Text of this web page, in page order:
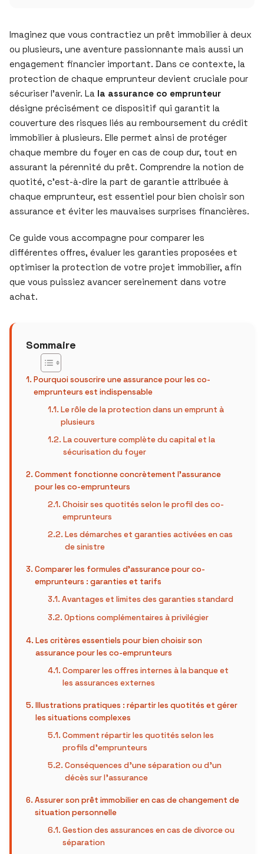
Imaginez que vous contractiez un prêt immobilier à deux
ou plusieurs, une aventure passionnante mais aussi un
engagement financier important. Dans ce contexte, la
protection de chaque emprunteur devient cruciale pour
sécuriser l’avenir. La la assurance co emprunteur
désigne précisément ce dispositif qui garantit la
couverture des risques liés au remboursement du crédit
immobilier à plusieurs. Elle permet ainsi de protéger
chaque membre du foyer en cas de coup dur, tout en
assurant la pérennité du prêt. Comprendre la notion de
quotité, c’est-à-dire la part de garantie attribuée à
chaque emprunteur, est essentiel pour bien choisir son
assurance et éviter les mauvaises surprises financières.
Ce guide vous accompagne pour comparer les
différentes offres, évaluer les garanties proposées et
optimiser la protection de votre projet immobilier, afin
que vous puissiez avancer sereinement dans votre
achat.
Sommaire
Pourquoi souscrire une assurance pour les co-
emprunteurs est indispensable
Le rôle de la protection dans un emprunt à
plusieurs
La couverture complète du capital et la
sécurisation du foyer
Comment fonctionne concrètement l’assurance
pour les co-emprunteurs
Choisir ses quotités selon le profil des co-
emprunteurs
Les démarches et garanties activées en cas
de sinistre
Comparer les formules d’assurance pour co-
emprunteurs : garanties et tarifs
Avantages et limites des garanties standard
Options complémentaires à privilégier
Les critères essentiels pour bien choisir son
assurance pour les co-emprunteurs
Comparer les offres internes à la banque et
les assurances externes
Illustrations pratiques : répartir les quotités et gérer
les situations complexes
Comment répartir les quotités selon les
profils d’emprunteurs
Conséquences d’une séparation ou d’un
décès sur l’assurance
Assurer son prêt immobilier en cas de changement de
situation personnelle
Gestion des assurances en cas de divorce ou
séparation